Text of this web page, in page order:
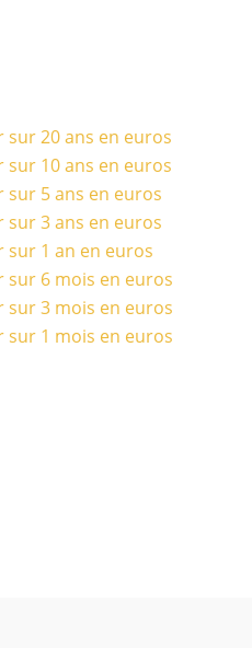
sur 20 ans en euros
sur 10 ans en euros
sur 5 ans en euros
sur 3 ans en euros
sur 1 an en euros
sur 6 mois en euros
sur 3 mois en euros
sur 1 mois en euros